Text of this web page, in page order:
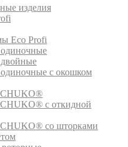
изделия
Eco Profi
с окошком
с откидной
со шторками